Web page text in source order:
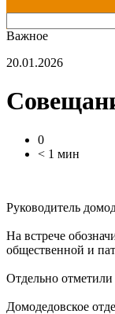
Важное
20.01.2026
0
< 1 мин
Руководитель
На встрече
общественной и
Отдельно
Домодедовское